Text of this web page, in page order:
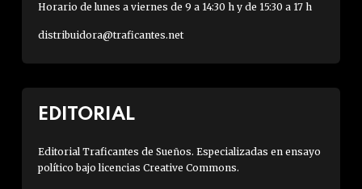
Horario de lunes a viernes de 9 a 14:30 h y de 15:30 a 17 h
distribuidora@traficantes.net
EDITORIAL
Editorial Traficantes de Sueños. Especializadas en ensayo
político bajo licencias Creative Commons.